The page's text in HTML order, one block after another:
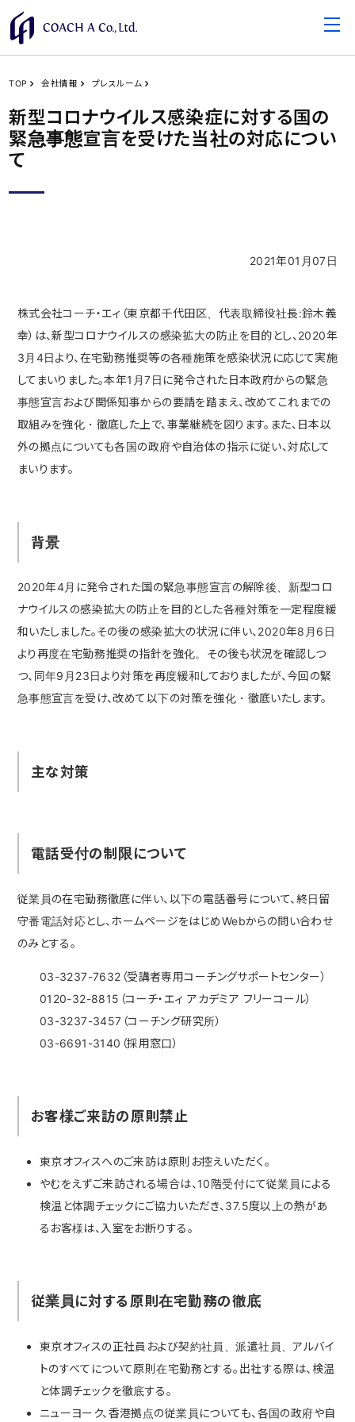
TOP 会社情報 プレスルーム
新型コロナウイルス感染症に対する国の
緊急事態宣言を受けた当社の対応につい
て
2021年01月07日
株式会社コーチ・エィ（東京都千代田区、代表取締役社長:鈴木義
幸）は、新型コロナウイルスの感染拡大の防止を目的とし、2020年
3月4日より、在宅勤務推奨等の各種施策を感染状況に応じて実施
してまいりました。本年1月7日に発令された日本政府からの緊急
事態宣言および関係知事からの要請を踏まえ、改めてこれまでの
取組みを強化・徹底した上で、事業継続を図ります。また、日本以
外の拠点についても各国の政府や自治体の指示に従い、対応して
まいります。
背景
2020年4月に発令された国の緊急事態宣言の解除後、新型コロ
ナウイルスの感染拡大の防止を目的とした各種対策を一定程度緩
和いたしました。その後の感染拡大の状況に伴い、2020年8月6日
より再度在宅勤務推奨の指針を強化。その後も状況を確認しつ
つ、同年9月23日より対策を再度緩和しておりましたが、今回の緊
急事態宣言を受け、改めて以下の対策を強化・徹底いたします。
主な対策
電話受付の制限について
従業員の在宅勤務徹底に伴い、以下の電話番号について、終日留
守番電話対応とし、ホームページをはじめWebからの問い合わせ
のみとする。
03-3237-7632（受講者専用コーチングサポートセンター）
0120-32-8815（コーチ・エィ アカデミア フリーコール）
03-3237-3457（コーチング研究所）
03-6691-3140（採用窓口）
お客様ご来訪の原則禁止
東京オフィスへのご来訪は原則お控えいただく。
やむをえずご来訪される場合は、10階受付にて従業員による
検温と体調チェックにご協力いただき、37.5度以上の熱があ
るお客様は、入室をお断りする。
従業員に対する原則在宅勤務の徹底
東京オフィスの正社員および契約社員、派遣社員、アルバイ
トのすべてについて原則在宅勤務とする。出社する際は、検温
と体調チェックを徹底する。
ニューヨーク、香港拠点の従業員についても、各国の政府や自